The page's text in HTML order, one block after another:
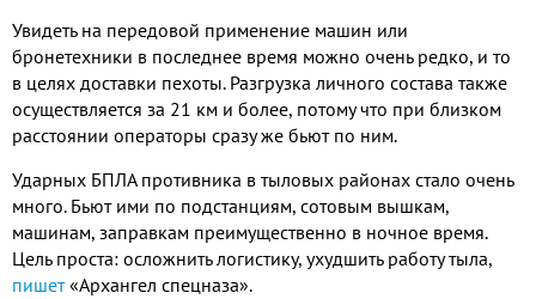
Увидеть на передовой применение машин или
бронетехники в последнее время можно очень редко, и то
в целях доставки пехоты. Разгрузка личного состава также
осуществляется за 21 км и более, потому что при близком
расстоянии операторы сразу же бьют по ним.
Ударных БПЛА противника в тыловых районах стало очень
много. Бьют ими по подстанциям, сотовым вышкам,
машинам, заправкам преимущественно в ночное время.
Цель проста: осложнить логистику, ухудшить работу тыла,
пишет«Архангел спецназа».